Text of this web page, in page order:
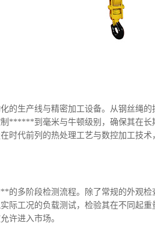
生产线与精密加工设备。从钢丝绳的
******到毫米与牛顿级别，确保其在
时代前列的热处理工艺与数控加工技
阶段检测流程。除了常规的外观检
际工况的负载测试，检验其在不同起
许进入市场。